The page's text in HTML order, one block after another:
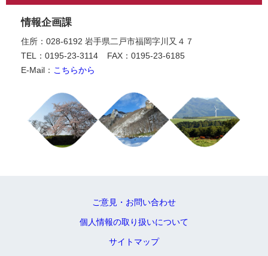
情報企画課
住所：028-6192 岩手県二戸市福岡字川又４７
TEL：0195-23-3114
FAX：0195-23-6185
E-Mail： こちらから
ご意見・お問い合わせ
個人情報の取り扱いについて
サイトマップ